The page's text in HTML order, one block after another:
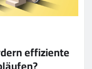
effiziente